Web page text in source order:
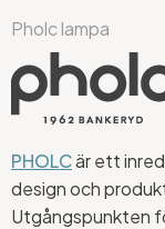
Pholc lampa
PHOLCär ett
design och
Utgångspunkten